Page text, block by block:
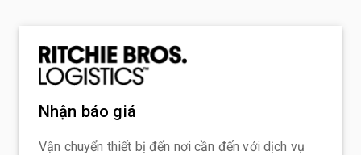
Nhận báo giá
Vận chuyển thiết bị đến nơi cần đến với dịch vụ